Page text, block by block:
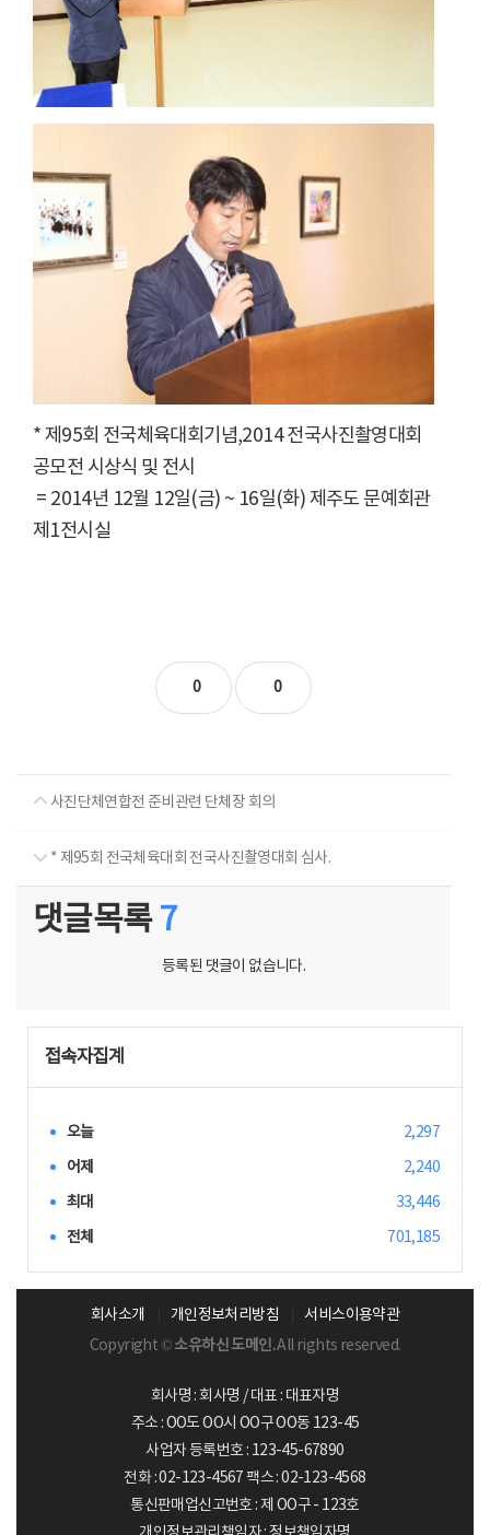
* 제95회 전국체육대회기념,2014 전국사진촬영대회
공모전 시상식 및 전시
= 2014년 12월 12일(금) ~ 16일(화) 제주도 문예회관
제1전시실
0 0
사진단체연합전 준비관련 단체장 회의
* 제95회 전국체육대회 전국사진촬영대회 심사.
댓글목록 7
등록된 댓글이 없습니다.
접속자집계
오늘
2,297
어제
2,240
최대
33,446
전체
701,185
회사소개 개인정보처리방침
서비스이용약관
Copyright ©소유하신 도메인.All rights reserved.
회사명 : 회사명 / 대표 : 대표자명
주소 : OO도 OO시 OO구 OO동 123-45
사업자 등록번호 : 123-45-67890
전화 : 02-123-4567 팩스 : 02-123-4568
통신판매업신고번호 : 제 OO구 - 123호